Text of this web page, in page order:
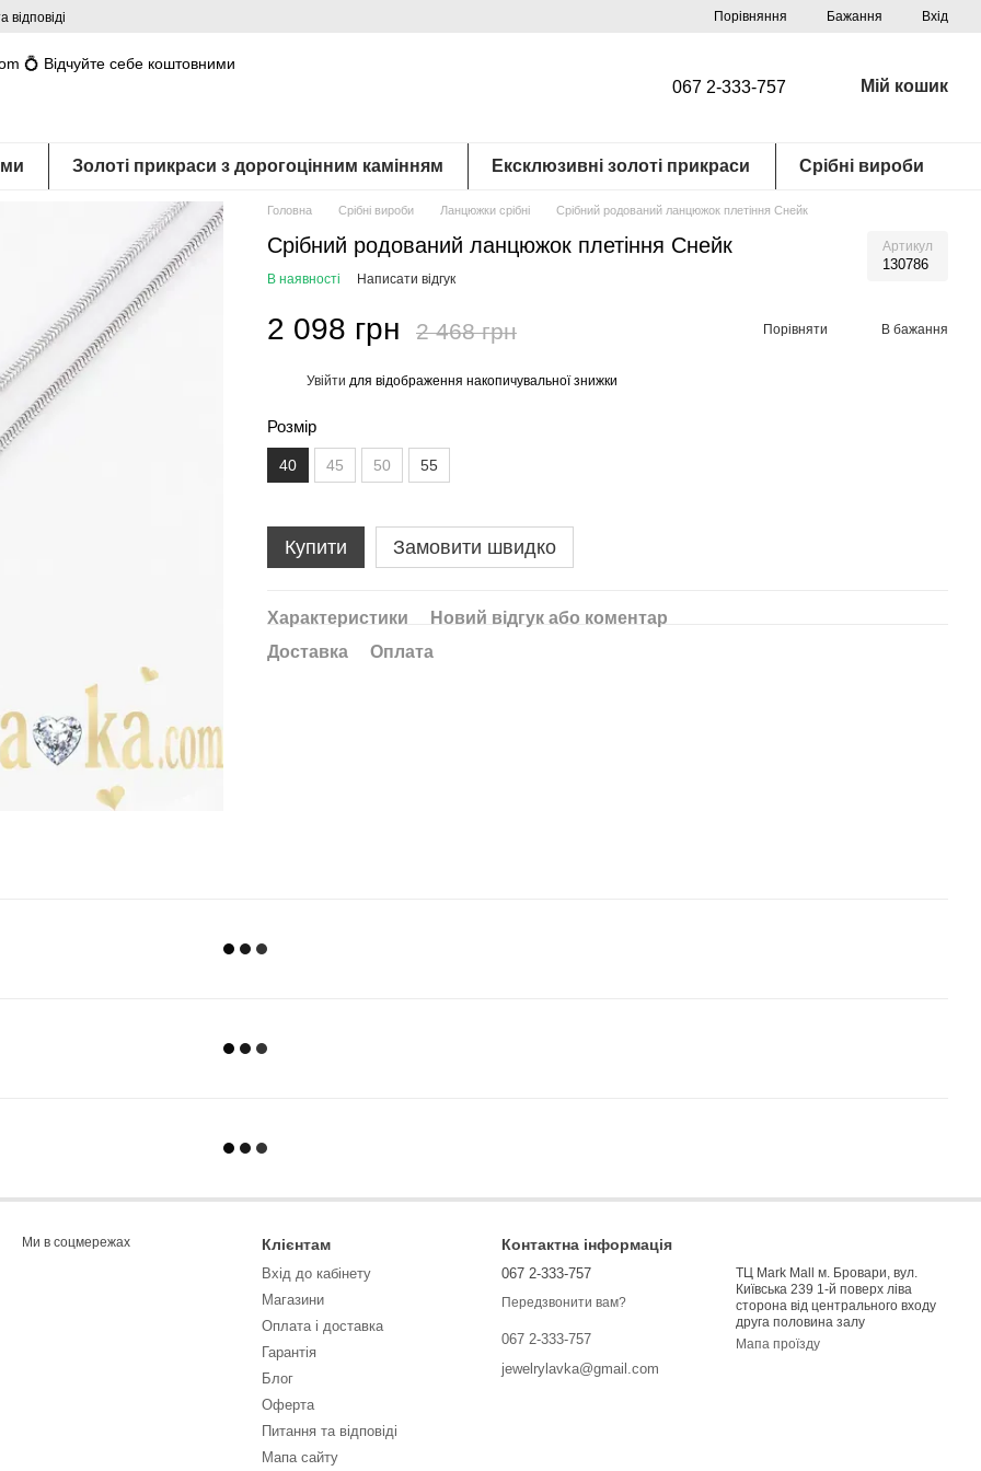
відповіді Порівняння Бажання Вхід
💍 Відчуйте себе коштовними
067 2-333-757 Мій кошик
Золоті прикраси з дорогоцінним камінням Ексклюзивні золоті прикраси Срібні вироби
Головна Срібні вироби Ланцюжки срібні Срібний родований ланцюжок плетіння Снейк
Срібний родований ланцюжок плетіння Снейк Артикул
130786
В наявності Написати відгук
2 098 грн 2 468 грн Порівняти В бажання
Увійти для відображення накопичувальної знижки
Розмір
40 45 50 55
Купити Замовити швидко
Характеристики
Новий відгук або коментар
Доставка
Оплата
Ми в соцмережах Клієнтам
Вхід до кабінету
Магазини
Оплата і доставка
Гарантія
Блог
Оферта
Питання та відповіді
Мапа сайту
Контактна інформація
067 2-333-757
Передзвонити вам?
067 2-333-757
jewelrylavka@gmail.com
ТЦ Mark Mall м. Бровари, вул.
Київська 239 1-й поверх ліва
сторона від центрального входу
друга половина залу
Мапа проїзду